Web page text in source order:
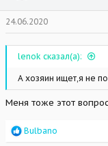
24.06.2020
lenok сказал(а):
А хозяин ищет,я не
Меня тоже этот
R
Bulbano